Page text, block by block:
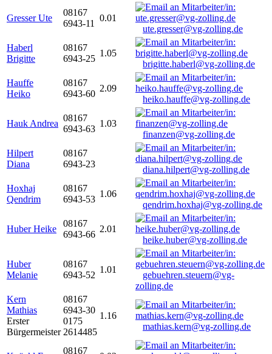
Gresser Ute
08167
6943-11
0.01
ute.gresser@vg-zolling.de
Haberl
Brigitte
08167
6943-25
1.05
brigitte.haberl@vg-zolling.de
Hauffe
Heiko
08167
6943-60
2.09
heiko.hauffe@vg-zolling.de
Hauk Andrea
08167
6943-63
1.03
finanzen@vg-zolling.de
Hilpert
Diana
08167
6943-23
diana.hilpert@vg-zolling.de
Hoxhaj
Qendrim
08167
6943-53
1.06
qendrim.hoxhaj@vg-zolling.de
Huber Heike
08167
6943-66
2.01
heike.huber@vg-zolling.de
Huber
Melanie
08167
6943-52
1.01
gebuehren.steuern@vg-
zolling.de
Kern
Mathias
Erster
Bürgermeister
08167
6943-30
0175
2614485
1.16
mathias.kern@vg-zolling.de
08167